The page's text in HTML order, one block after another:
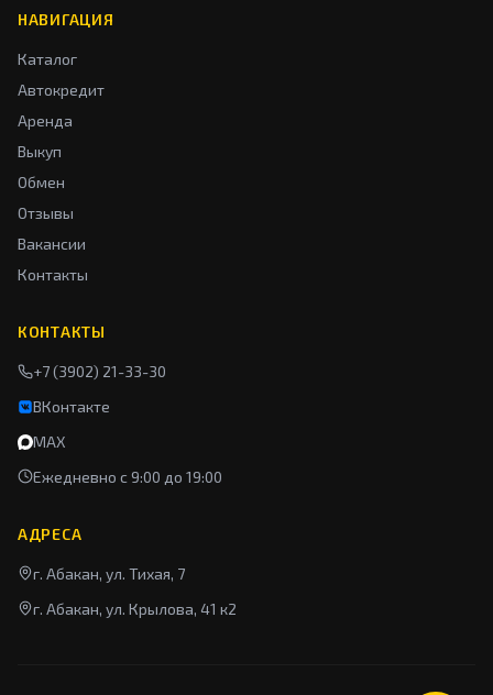
НАВИГАЦИЯ
Каталог
Автокредит
Аренда
Выкуп
Обмен
Отзывы
Вакансии
Контакты
КОНТАКТЫ
+7 (3902) 21-33-30
ВКонтакте
MAX
Ежедневно с 9:00 до 19:00
АДРЕСА
г. Абакан, ул. Тихая, 7
г. Абакан, ул. Крылова, 41 к2